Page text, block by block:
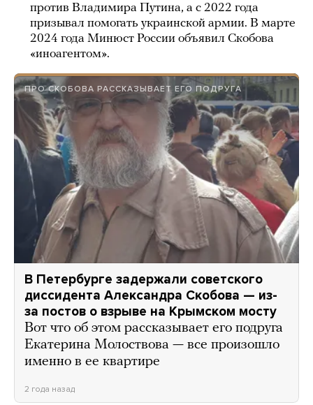
против Владимира Путина, а с 2022 года
призывал помогать украинской армии. В марте
2024 года Минюст России объявил Скобова
«иноагентом».
ПРО СКОБОВА РАССКАЗЫВАЕТ ЕГО ПОДРУГА
В Петербурге задержали советского
диссидента Александра Скобова — из-
за постов о взрыве на Крымском мосту
Вот что об этом рассказывает его подруга
Екатерина Молоствова — все произошло
именно в ее квартире
2 года назад